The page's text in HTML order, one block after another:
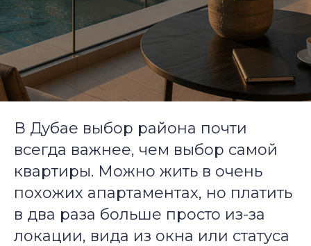
В Дубае выбор района почти
всегда важнее, чем выбор самой
квартиры. Можно жить в очень
похожих апартаментах, но платить
в два раза больше просто из-за
локации, вида из окна или статуса